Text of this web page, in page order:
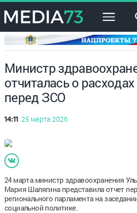
×
Министр
отчиталась о
перед ЗСО
14:11 25 марта 2026
24 марта министр здравоохранения
Мария Шалягина представила отчет
регионального парламента на
социальной политике.